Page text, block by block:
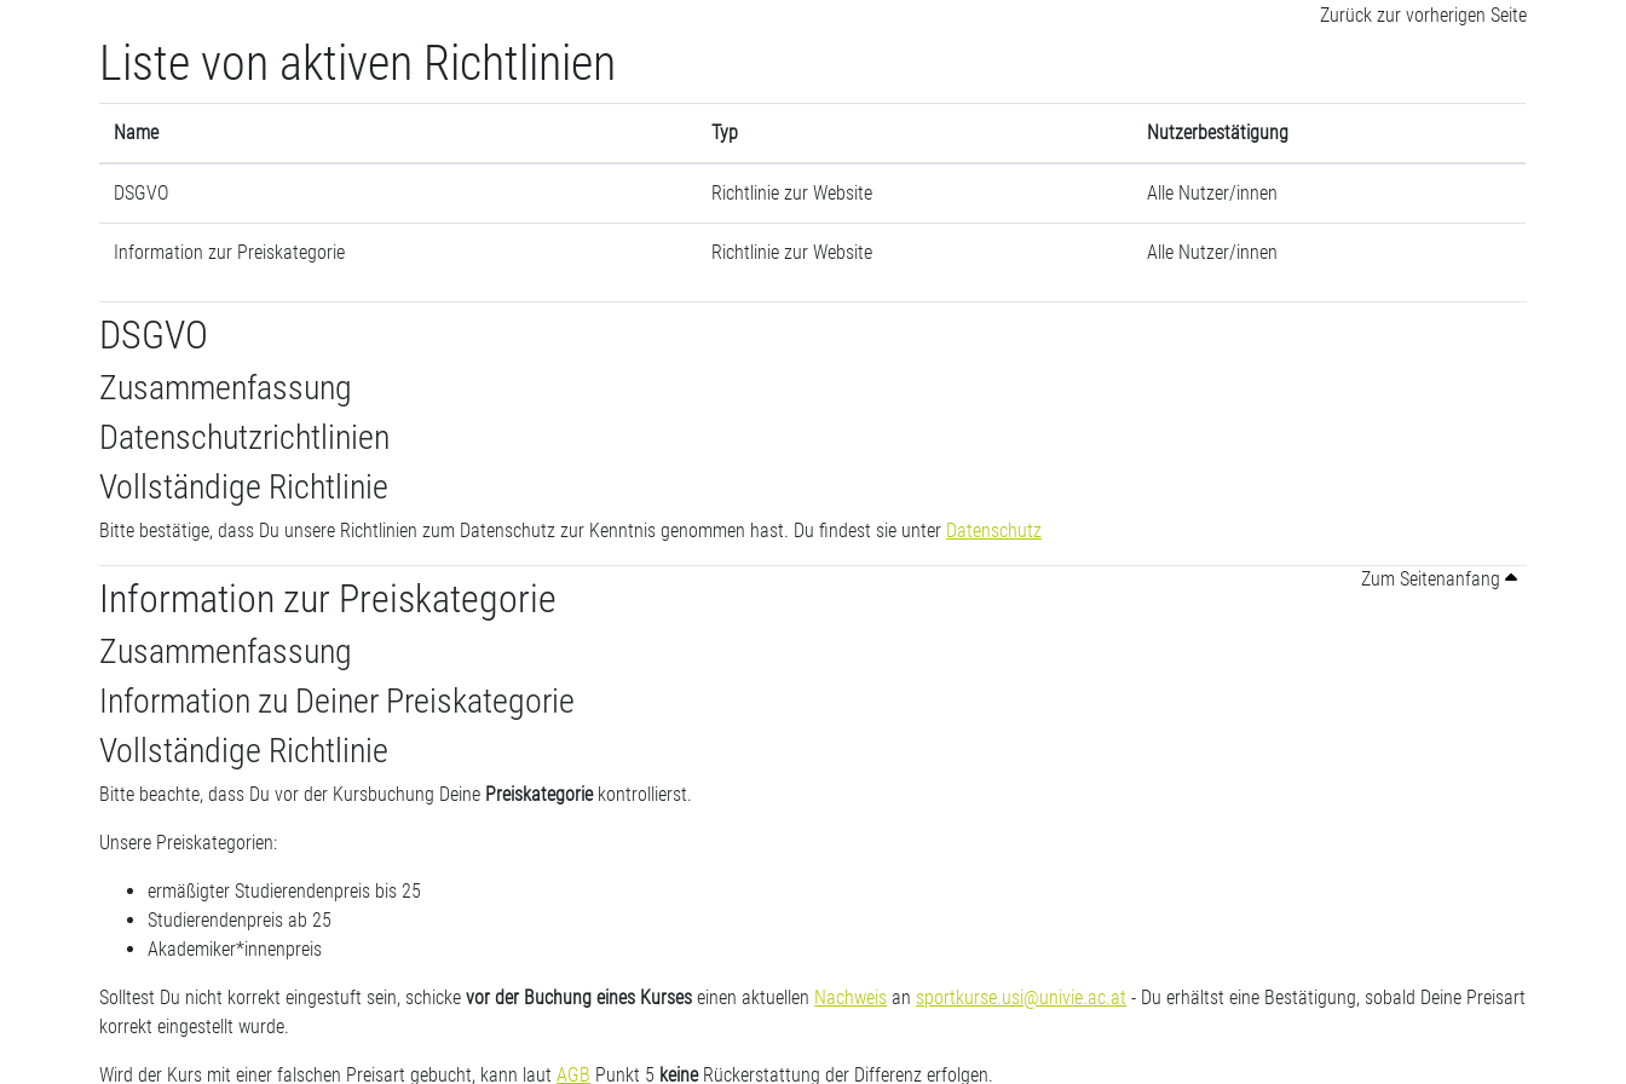
Zurück zur vorherigen Seite
Liste von aktiven Richtlinien
Name Typ Nutzerbestätigung
DSGVO Richtlinie zur Website Alle Nutzer/innen
Information zur Preiskategorie Richtlinie zur Website Alle Nutzer/innen
DSGVO
Zusammenfassung
Datenschutzrichtlinien
Vollständige Richtlinie
Bitte bestätige, dass Du unsere Richtlinien zum Datenschutz zur Kenntnis genommen hast. Du findest sie unter Datenschutz
Zum Seitenanfang
Information zur Preiskategorie
Zusammenfassung
Information zu Deiner Preiskategorie
Vollständige Richtlinie
Bitte beachte, dass Du vor der Kursbuchung Deine Preiskategoriekontrollierst.
Unsere Preiskategorien:
ermäßigter Studierendenpreis bis 25
Studierendenpreis ab 25
Akademiker*innenpreis
Solltest Du nicht korrekt eingestuft sein, schickevor der Buchung eines Kurseseinen aktuellen Nachweis an sportkurse.usi@univie.ac.at - Du erhältst eine Bestätigung, sobald Deine Preisart
korrekt eingestellt wurde.
Wird der Kurs mit einer falschen Preisart gebucht, kann lautAGB Punkt 5 keine Rückerstattung der Differenz erfolgen.